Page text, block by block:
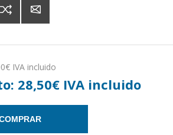
IVA incluido
28,50€ IVA incluido